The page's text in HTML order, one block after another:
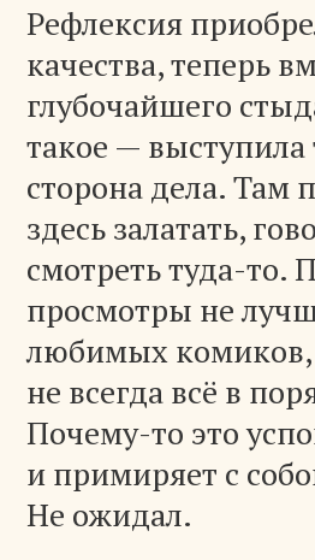
Рефлексия
качества, теперь
глубочайшего
такое — выступила
сторона дела. Там
здесь залатать,
смотреть туда-то.
просмотры не
любимых комиков,
не всегда всё в
Почему-то это
и примиряет с
Не ожидал.